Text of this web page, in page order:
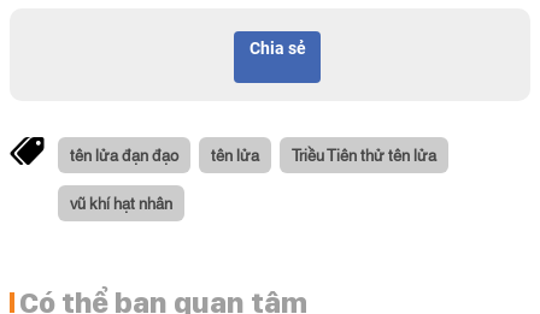
Chia sẻ
tên lửa đạn đạo tên lửa Triều Tiên thử tên lửa
vũ khí hạt nhân
Có thể bạn quan tâm